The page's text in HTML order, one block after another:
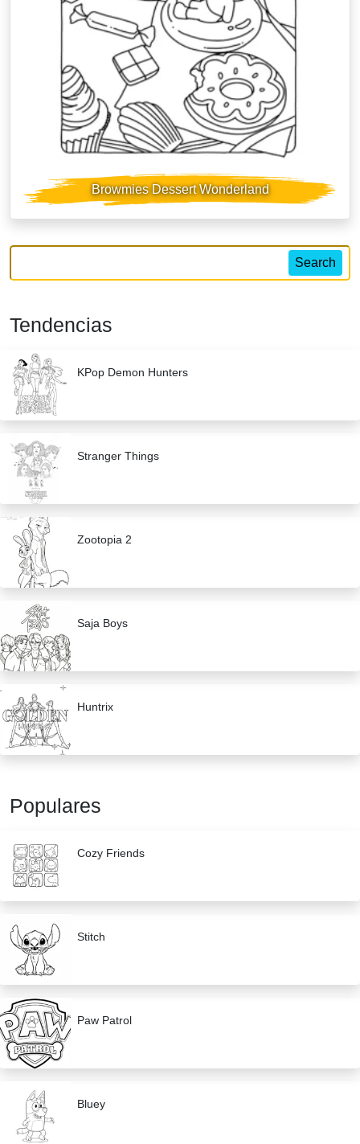
Browmies Dessert Wonderland
Search
Tendencias
KPop Demon Hunters
Stranger Things
Zootopia 2
Saja Boys
Huntrix
Populares
Cozy Friends
Stitch
Paw Patrol
Bluey